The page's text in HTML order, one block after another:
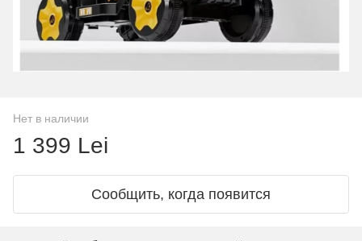
Нет в наличии
1 399 Lei
Сообщить, когда появится